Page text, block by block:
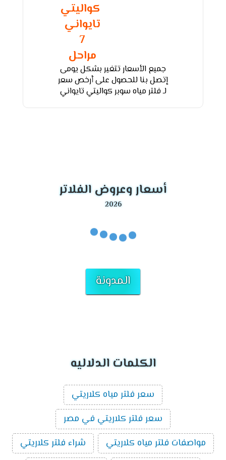
جميع الأسعار تتغير بشكل يومى
إتصل بنا للحصول على أرخص سعر
لـ فلتر مياه سوبر كواليتي تايواني
أسعار وعروض الفلاتر
المدونة
الكلمات الدلاليه
سعر فلتر مياه كلاريتي
سعر فلتر كلاريتي في مصر
مواصفات فلتر مياه كلاريتي
شراء فلتر كلاريتي